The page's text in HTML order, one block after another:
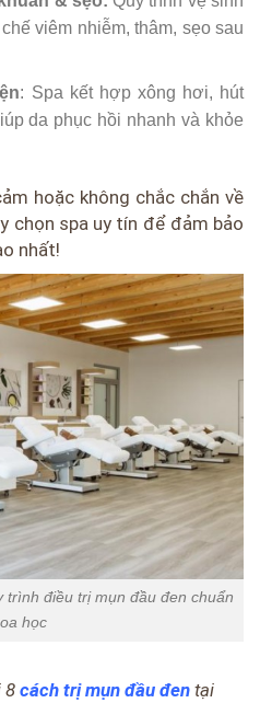
viêm nhiễm, thâm, sẹo sau
: Spa kết hợp xông hơi, hút
da phục hồi nhanh và khỏe
hoặc không chắc chắn về
chọn spa uy tín để đảm bảo
nhất!
điều trị mụn đầu đen chuẩn
học
8cách trị mụn đầu đen tại